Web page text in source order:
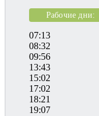
Рабочие дни:
07:13
08:32
09:56
13:43
15:02
17:02
18:21
19:07